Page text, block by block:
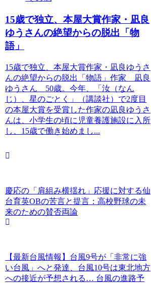
15歳で独立、本屋大賞作家・凪良
ゆうさんの絶望からの脱出「物
語」
15歳で独立、本屋大賞作家・凪良ゆうさ
んの絶望からの脱出「物語」作家 凪良
ゆうさん 50歳。今年、「汝（なん
じ）、星のごとく」（講談社）で2度目
の本屋大賞を受賞した作家の凪良ゆうさ
んは、小学生の頃に児童養護施設に入所
し、15歳で働き始めまし...
慶応の「肩組み横揺れ」応援に対する仙
台育英OBの苦言と提言：高校野球の未
来のための賛否両論
【最新台風情報】台風9号が「非常に強
い台風」へと発達、台風10号は東北地方
への接近が予想される… 台風の進路予